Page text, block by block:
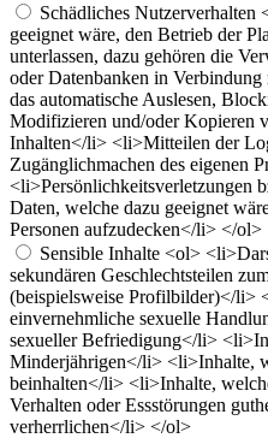
Schädliches Nutzerverhalten
geeignet wäre, den Betrieb der
unterlassen, dazu gehören die
oder Datenbanken in
das automatische Auslesen,
Modifizieren und/oder Kopieren
Inhalten</li> <li>Mitteilen der
Zugänglichmachen des eigenen
<li>Persönlichkeitsverletzungen
Daten, welche dazu geeignet
Personen aufzudecken</li> </ol>
Sensible Inhalte <ol>
sekundären Geschlechtsteilen
(beispielsweise Profilbilder)</li>
einvernehmliche sexuelle
sexueller Befriedigung</li>
Minderjährigen</li> <li>Inhalte,
beinhalten</li> <li>Inhalte,
Verhalten oder Essstörungen
verherrlichen</li> </ol>